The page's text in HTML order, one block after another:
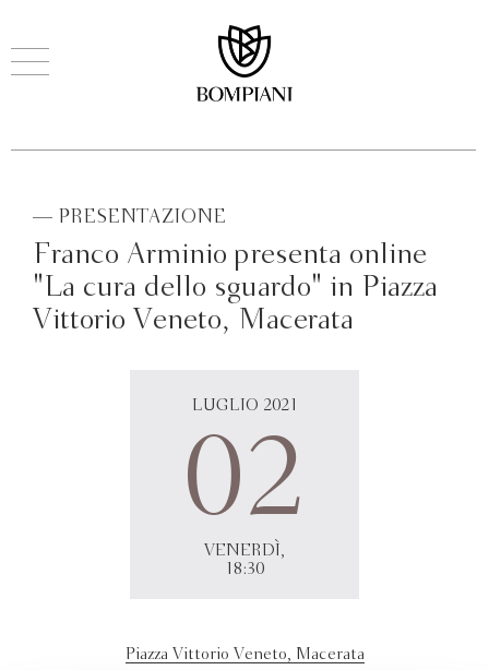
— PRESENTAZIONE
Franco Arminio presenta online
"La cura dello sguardo" in Piazza
Vittorio Veneto, Macerata
LUGLIO 2021
02
VENERDÌ,
18:30
Piazza Vittorio Veneto, Macerata